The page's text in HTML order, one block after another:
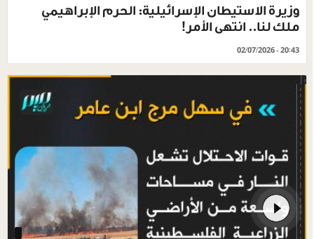
وزيرة الاستيطان الإسرائيلية: الحرم الإبراهيمي
ملك لنا.. انتهى الأمر!
02/07/2026 - 20:43